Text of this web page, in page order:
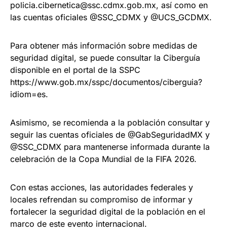
policia.cibernetica@ssc.cdmx.gob.mx, así como en
las cuentas oficiales @SSC_CDMX y @UCS_GCDMX.
Para obtener más información sobre medidas de
seguridad digital, se puede consultar la Ciberguía
disponible en el portal de la SSPC
https://www.gob.mx/sspc/documentos/ciberguia?
idiom=es.
Asimismo, se recomienda a la población consultar y
seguir las cuentas oficiales de @GabSeguridadMX y
@SSC_CDMX para mantenerse informada durante la
celebración de la Copa Mundial de la FIFA 2026.
Con estas acciones, las autoridades federales y
locales refrendan su compromiso de informar y
fortalecer la seguridad digital de la población en el
marco de este evento internacional.